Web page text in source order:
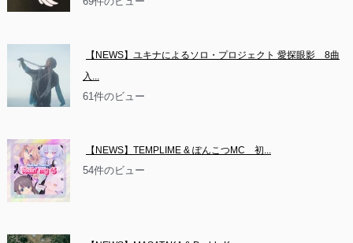
【NEWS】ユキナによるソロ・プロジェクト 愛探眼影　8曲
入...
61件のビュー
【NEWS】TEMPLIME & ぽんこつMC　初...
54件のビュー